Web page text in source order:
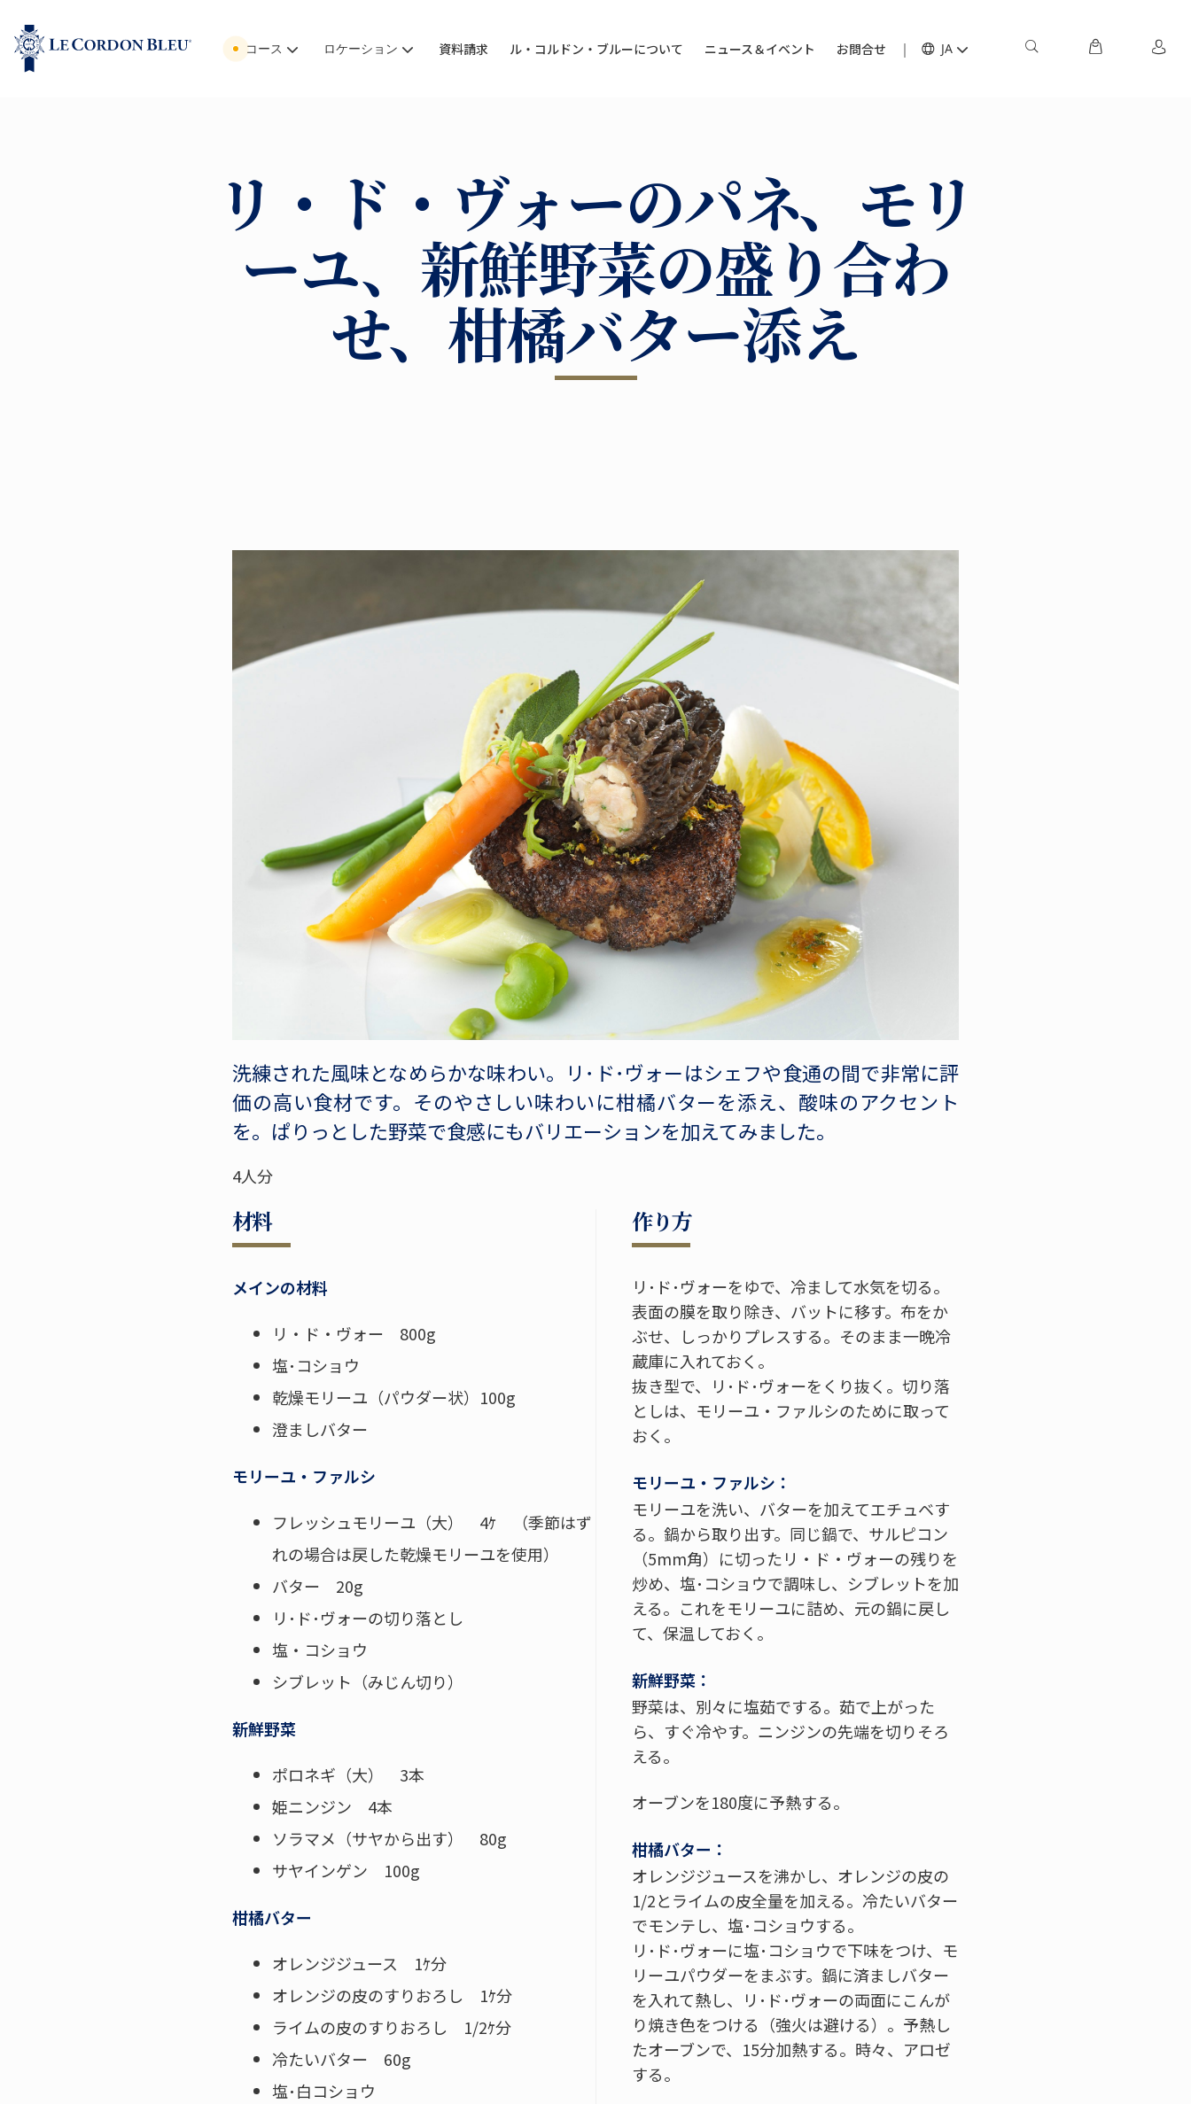
コース ロケーション 資料請求 ル・コルドン・ブルーについて ニュース＆イベント お問合せ JA
リ・ド・ヴォーのパネ、モリ
ーユ、新鮮野菜の盛り合わ
せ、柑橘バター添え
洗練された風味となめらかな味わい。リ･ド･ヴォーはシェフや食通の間で非常に評
価の高い食材です。そのやさしい味わいに柑橘バターを添え、酸味のアクセント
を。ぱりっとした野菜で食感にもバリエーションを加えてみました。
4人分
材料
メインの材料
リ・ド・ヴォー 800g
塩･コショウ
乾燥モリーユ（パウダー状）100g
澄ましバター
モリーユ・ファルシ
フレッシュモリーユ（大） 4ｹ （季節はず
れの場合は戻した乾燥モリーユを使用）
バター 20g
リ･ド･ヴォーの切り落とし
塩・コショウ
シブレット（みじん切り）
新鮮野菜
ポロネギ（大） 3本
姫ニンジン 4本
ソラマメ（サヤから出す） 80g
サヤインゲン 100g
柑橘バター
オレンジジュース 1ｹ分
オレンジの皮のすりおろし 1ｹ分
ライムの皮のすりおろし 1/2ｹ分
冷たいバター 60g
塩･白コショウ
作り方
リ･ド･ヴォーをゆで、冷まして水気を切る。
表面の膜を取り除き、バットに移す。布をか
ぶせ、しっかりプレスする。そのまま一晩冷
蔵庫に入れておく。
抜き型で、リ･ド･ヴォーをくり抜く。切り落
としは、モリーユ・ファルシのために取って
おく。
モリーユ・ファルシ：
モリーユを洗い、バターを加えてエチュベす
る。鍋から取り出す。同じ鍋で、サルピコン
（5mm角）に切ったリ・ド・ヴォーの残りを
炒め、塩･コショウで調味し、シブレットを加
える。これをモリーユに詰め、元の鍋に戻し
て、保温しておく。
新鮮野菜：
野菜は、別々に塩茹でする。茹で上がった
ら、すぐ冷やす。ニンジンの先端を切りそろ
える。
オーブンを180度に予熱する。
柑橘バター：
オレンジジュースを沸かし、オレンジの皮の
1/2とライムの皮全量を加える。冷たいバター
でモンテし、塩･コショウする。
リ･ド･ヴォーに塩･コショウで下味をつけ、モ
リーユパウダーをまぶす。鍋に済ましバター
を入れて熱し、リ･ド･ヴォーの両面にこんが
り焼き色をつける（強火は避ける）。予熱し
たオーブンで、15分加熱する。時々、アロゼ
する。